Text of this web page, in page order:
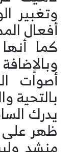
وتغبير
أفعال
كما
أصوات
بالتحية
يدرك
ظهر